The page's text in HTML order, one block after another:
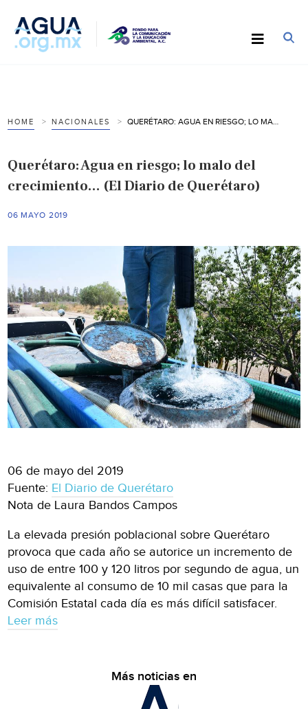
HOME NACIONALES
Querétaro: Agua en riesgo; lo malo del
crecimiento… (El Diario de Querétaro)
06 MAYO 2019
06 de mayo del 2019
Fuente: El Diario de Querétaro
Nota de Laura Bandos Campos
La elevada presión poblacional sobre Querétaro
provoca que cada año se autorice un incremento de
uso de entre 100 y 120 litros por segundo de agua, un
equivalente al consumo de 10 mil casas que para la
Comisión Estatal cada día es más difícil satisfacer.
Leer más
Más noticias en